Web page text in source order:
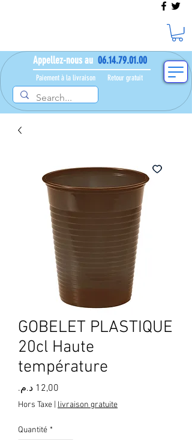
Appellez-nous au 06.14.79.01.00
Paiement à la livraison​ ​ Retour gratuit
GOBELET PLASTIQUE
20cl Haute
température
Hors Taxe livraison gratuite
Quantité *